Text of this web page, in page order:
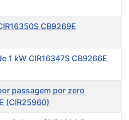
CB9269E
1 kW CIR16347S CB9266E
passagem por zero
(CIR25960)